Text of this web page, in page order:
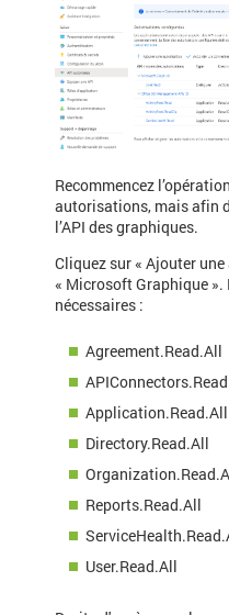
Recommencez
autorisations, mais afin
l’API des graphiques.
Cliquez sur « Ajouter
« Microsoft Graphique
nécessaires :
Agreement.Read.All
Application.Read.All
Directory.Read.All
Reports.Read.All
User.Read.All